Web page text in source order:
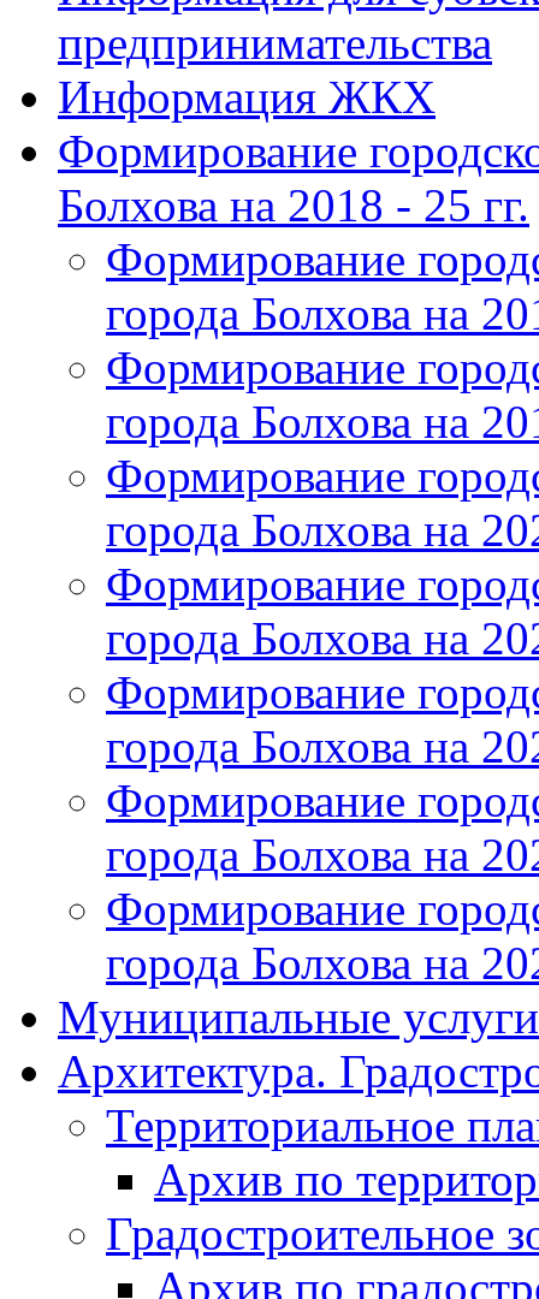
предпринимательства
Информация ЖКХ
Формирование
Болхова на 2018 - 25 гг.
Формирование
города Болхова на
Формирование
города Болхова на
Формирование
города Болхова на
Формирование
города Болхова на
Формирование
города Болхова на
Формирование
города Болхова на
Формирование
города Болхова на
Муниципальные услуги
Архитектура.
Территориальное
Архив по
Градостроительное
Архив по